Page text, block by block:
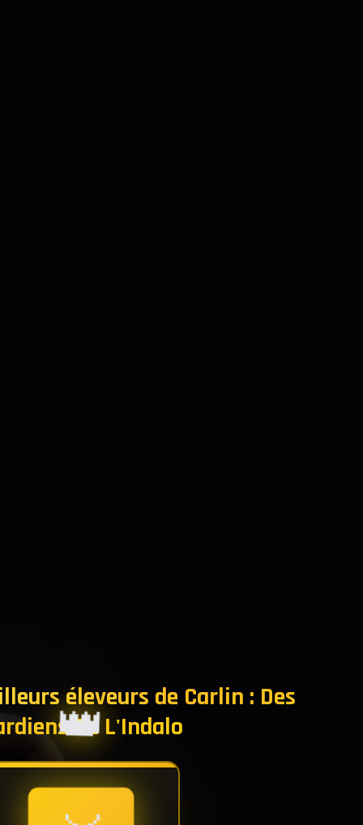
éleveurs de Carlin : Des
De L'Indalo
👑